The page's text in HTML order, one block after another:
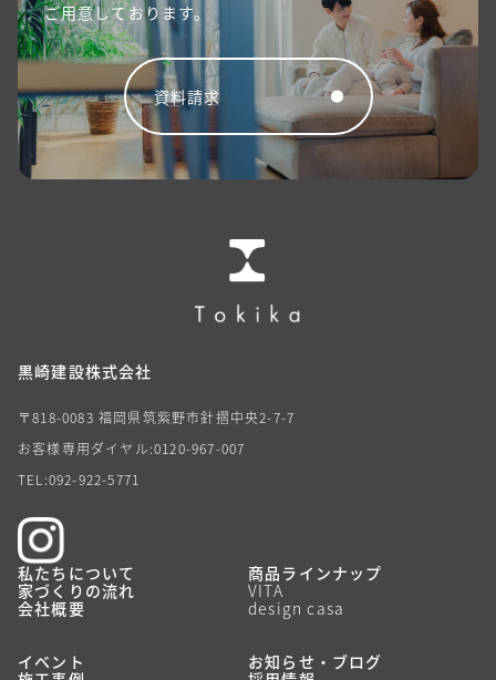
ご用意しております。
資料請求
黒崎建設株式会社
〒818-0083 福岡県筑紫野市針摺中央2-7-7
お客様専用ダイヤル:0120-967-007
TEL:092-922-5771
私たちについて
家づくりの流れ
会社概要
商品ラインナップ
VITA
design casa
イベント
お知らせ・ブログ